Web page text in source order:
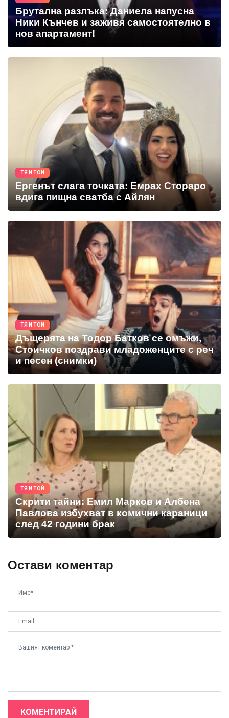
Брутална разлъка: Даниела напусна
Ники Кънчев и заживя самостоятелно в
нов апартамент!
ТЯ И ТОЙ
Ергенът слага точката: Емрах Стораро
вдига пищна сватба с Айлян
ТЯ И ТОЙ
Дъщерята на Тодор Батков се омъжи,
Стоичков поздрави младоженците с реч
и песен (снимки)
ТЯ И ТОЙ
Скрити тайни: Емил Марков и Албена
Павлова избухват в комични караници
след 42 години брак
Остави коментар
КОМЕНТИРАЙ